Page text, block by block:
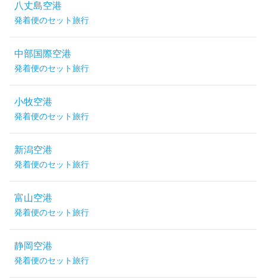
八丈島空港
発着便のセット旅行
中部国際空港
発着便のセット旅行
小牧空港
発着便のセット旅行
新潟空港
発着便のセット旅行
富山空港
発着便のセット旅行
静岡空港
発着便のセット旅行